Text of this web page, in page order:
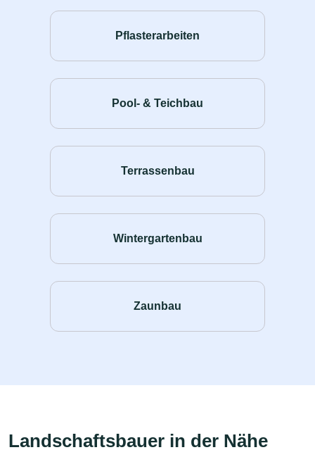
Pflasterarbeiten
Pool- & Teichbau
Terrassenbau
Wintergartenbau
Zaunbau
Landschaftsbauer in der Nähe